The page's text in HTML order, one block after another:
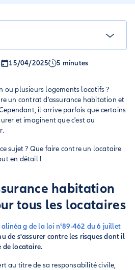
15/04/2025 5 minutes
ou plusieurs logements locatifs ?
un contrat d'assurance habitation et
il arrive parfois que certains
et imaginent que c'est au
sujet ? Que faire contre un locataire
en détail !
habitation
tous les locataires
g de la loi n°89-462 du 6 juillet
de s'assurer contre les risques dont il
de locataire.
au titre de sa responsabilité civile,